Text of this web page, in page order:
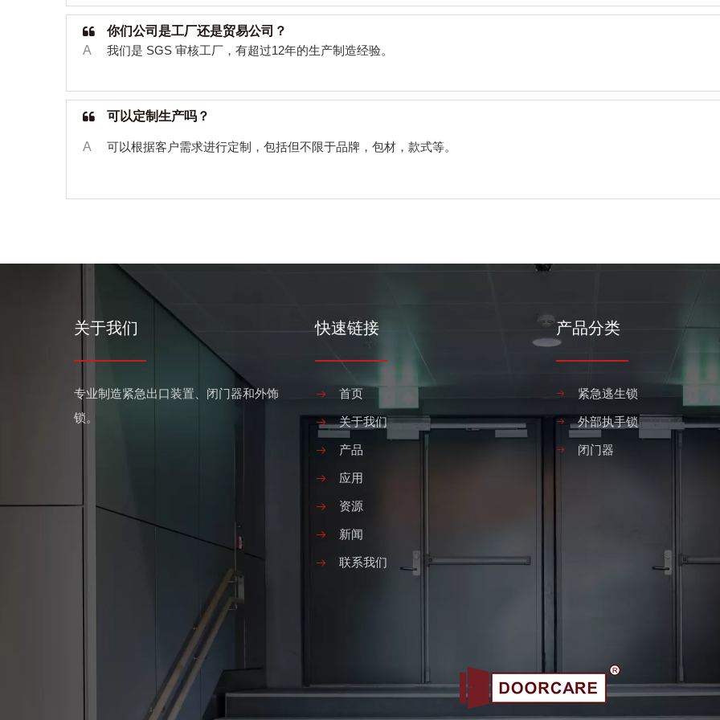
你们公司是工厂还是贸易公司？
A
我们是 SGS 审核工厂，有超过12年的生产制造经验。
可以定制生产吗？
A 可以根据客户需求进行定制，包括但不限于品牌，包材，款式等。
关于我们
专业制造紧急出口装置、闭门器和外饰
锁。
快速链接
首页
关于我们
产品
应用
资源
新闻
联系我们
产品分类
紧急逃生锁
外部执手锁
闭门器